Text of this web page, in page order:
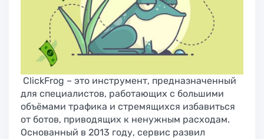
ClickFrog – это инструмент, предназначенный
для специалистов, работающих с большими
объёмами трафика и стремящихся избавиться
от ботов, приводящих к ненужным расходам.
Основанный в 2013 году, сервис развил